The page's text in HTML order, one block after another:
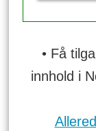
• Få
innhold i